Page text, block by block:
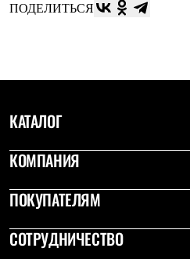
Брюки
Утепленная синтетикой
Куртки
Брюки
Штормовая одежда
Софтшелл одежда
Куртки
Лёгкая одежда
Рубашки
ПОДЕЛИТЬСЯ
КАТАЛОГ
КОМПАНИЯ
ПОКУПАТЕЛЯМ
СОТРУДНИЧЕСТВО